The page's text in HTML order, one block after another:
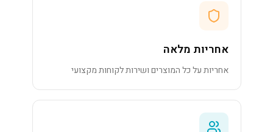
אחריות מלאה
אחריות על כל המוצרים ושירות לקוחות מקצועי